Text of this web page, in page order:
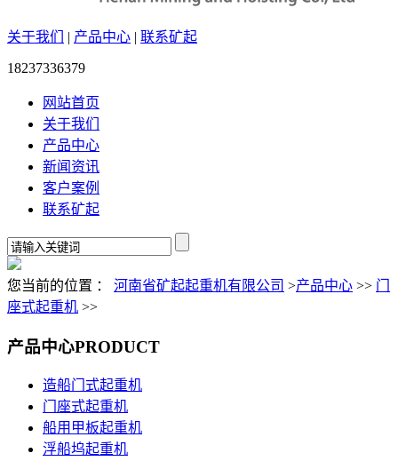
关于我们 | 产品中心 | 联系矿起
18237336379
网站首页
关于我们
产品中心
新闻资讯
客户案例
联系矿起
您当前的位置 ： 河南省矿起起重机有限公司 >产品中心 >> 门
座式起重机 >>
产品中心PRODUCT
造船门式起重机
门座式起重机
船用甲板起重机
浮船坞起重机